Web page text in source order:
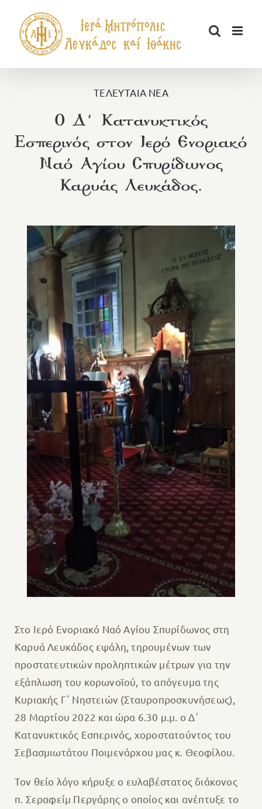
περιεχόμενο
ΤΕΛΕΥΤΑΙΑ ΝΕΑ
Ο Δ΄ Κατανυκτικός
Eσπερινός στον Ιερό Ενοριακό
Ναό Αγίου Σπυρίδωνος
Καρυάς Λευκάδος.
Στο Ιερό Ενοριακό Ναό Αγίου Σπυρίδωνος στη
Καρυά Λευκάδος εψάλη, τηρουμένων των
προστατευτικών προληπτικών μέτρων για την
εξάπλωση του κορωνοϊού, το απόγευμα της
Κυριακής Γ᾽ Νηστειών (Σταυροπροσκυνήσεως),
28 Μαρτίου 2022 και ώρα 6.30 μ.μ. ο Δ΄
Κατανυκτικός Εσπερινός, χοροστατούντος του
Σεβασμιωτάτου Ποιμενάρχου μας κ. Θεοφίλου.
Τον θείο λόγο κήρυξε ο ευλαβέστατος διάκονος
π. Σεραφείμ Περγάρης ο οποίος και ανέπτυξε το